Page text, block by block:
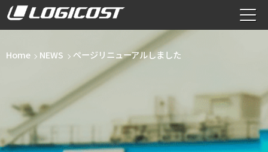
Home NEWS ページリニューアルしました